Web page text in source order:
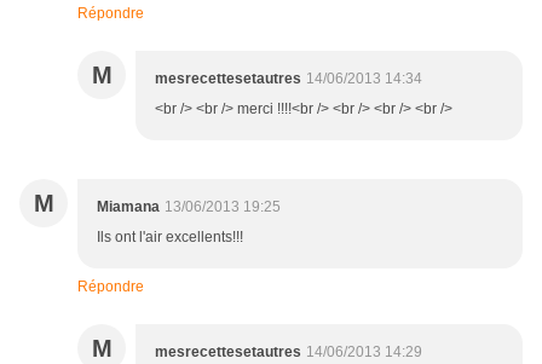
Répondre
M mesrecettesetautres 14/06/2013 14:34
<br /> <br /> merci !!!!<br /> <br /> <br /> <br />
M Miamana 13/06/2013 19:25
Ils ont l'air excellents!!!
Répondre
M mesrecettesetautres 14/06/2013 14:29